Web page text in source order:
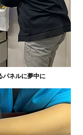
パネルに夢中に